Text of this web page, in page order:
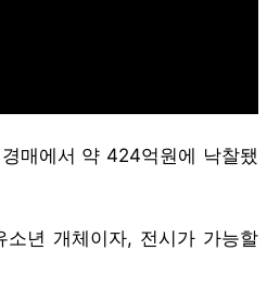
매에서 약 424억원에 낙찰됐
년 개체이자, 전시가 가능할